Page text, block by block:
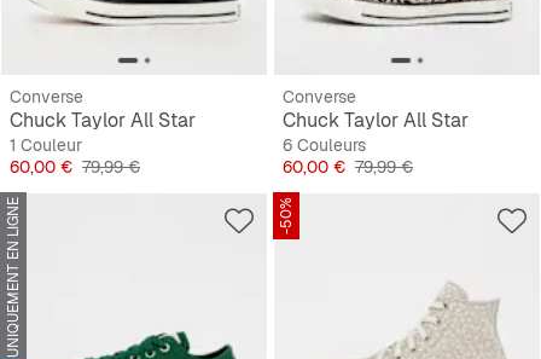
Converse
Chuck Taylor All Star
1 Couleur
Prix
60,00 € Prix original
79,99 €
Converse
Chuck Taylor All Star
6 Couleurs
Prix
60,00 € Prix original
79,99 €
UNIQUEMENT EN LIGNE -50%